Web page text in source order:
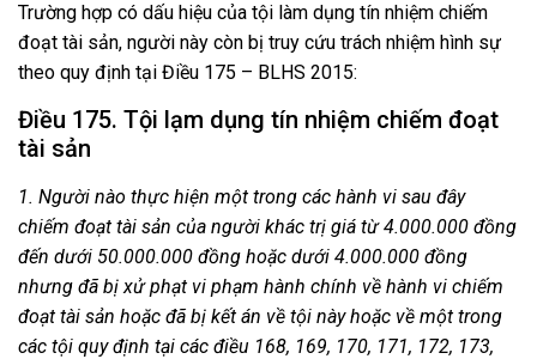
Trường hợp có dấu hiệu của tội làm dụng tín nhiệm chiếm
đoạt tài sản, người này còn bị truy cứu trách nhiệm hình sự
theo quy định tại Điều 175 – BLHS 2015:
Điều 175. Tội lạm dụng tín nhiệm chiếm đoạt
tài sản
1. Người nào thực hiện một trong các hành vi sau đây
chiếm đoạt tài sản của người khác trị giá từ 4.000.000 đồng
đến dưới 50.000.000 đồng hoặc dưới 4.000.000 đồng
nhưng đã bị xử phạt vi phạm hành chính về hành vi chiếm
đoạt tài sản hoặc đã bị kết án về tội này hoặc về một trong
các tội quy định tại các điều 168, 169, 170, 171, 172, 173,